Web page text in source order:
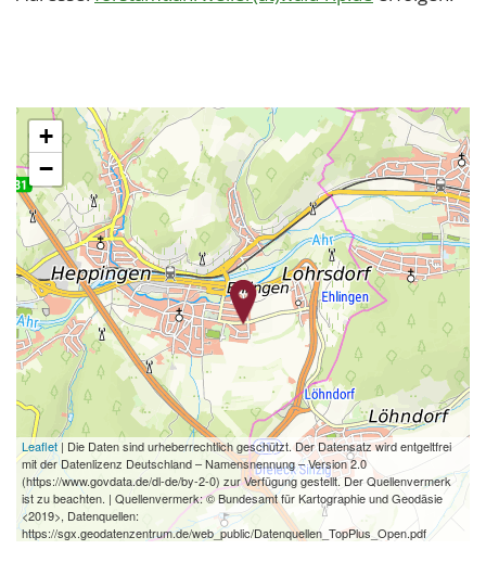
+
−
Leaflet| Die Daten sind urheberrechtlich geschützt. Der Datensatz wird entgeltfrei
mit der Datenlizenz Deutschland – Namensnennung – Version 2.0
(https://www.govdata.de/dl-de/by-2-0) zur Verfügung gestellt. Der Quellenvermerk
ist zu beachten. | Quellenvermerk: © Bundesamt für Kartographie und Geodäsie
<2019>, Datenquellen:
https://sgx.geodatenzentrum.de/web_public/Datenquellen_TopPlus_Open.pdf